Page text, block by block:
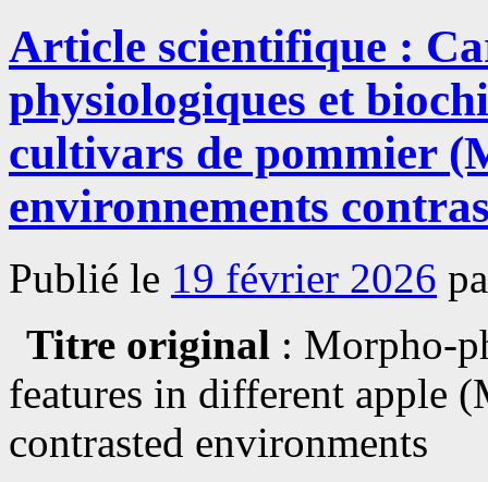
Flexibilité
écologique
et
adaptation
climatique
du
grenadier
(Punica
granatum
L.)
au
:
une
spatio-
temporelle
Article scientifique :
physiologiques et
cultivars de pommier
environnements
Publié le 19 février 2026
Titre original : Morpho-
features in different apple
contrasted environments